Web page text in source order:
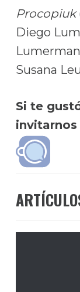
Procopiuk
Diego
Susana
Si te